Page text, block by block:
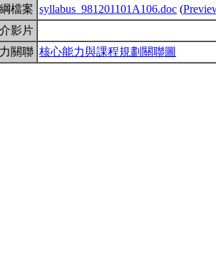
檔案 syllabus_981201101A106.doc (
影片
關聯 核心能力與課程規劃關聯圖